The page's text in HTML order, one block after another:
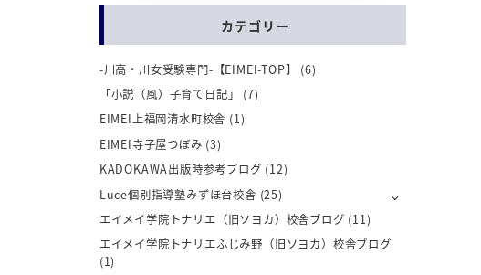
カテゴリー
-川高・川女受験専門-【EIMEI-TOP】
(6)
「小説（風）子育て日記」
(7)
EIMEI上福岡清水町校舎 (1)
EIMEI寺子屋つぼみ (3)
KADOKAWA出版時参考ブログ (12)
Luce個別指導塾みずほ台校舎 (25)
エイメイ学院トナリエ（旧ソヨカ）校舎ブログ (11)
エイメイ学院トナリエふじみ野（旧ソヨカ）校舎ブログ
(1)